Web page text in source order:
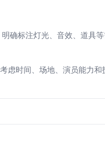
确标注灯光、音效、道具
虑时间、场地、演员能力